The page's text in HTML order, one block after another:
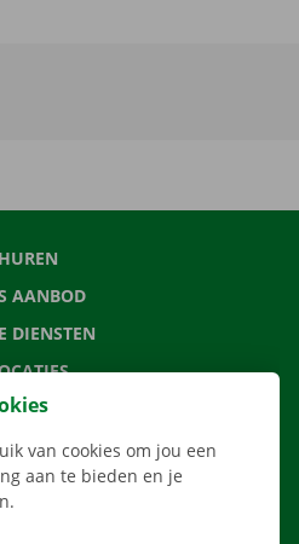
HUREN
AANBOD
DIENSTEN
APP
van cookies om jou een
aan te bieden en je